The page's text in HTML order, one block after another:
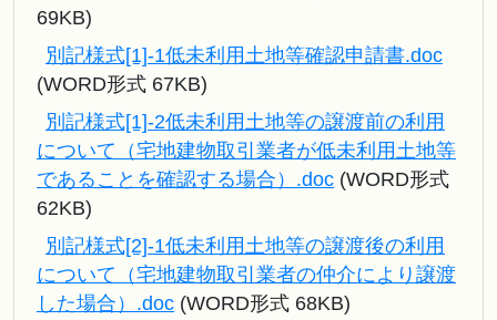
69KB)
別記様式[1]-1低未利用土地等確認申請書.doc
(WORD形式 67KB)
別記様式[1]-2低未利用土地等の譲渡前の利用
について（宅地建物取引業者が低未利用土地等
であることを確認する場合）.doc (WORD形式
62KB)
別記様式[2]-1低未利用土地等の譲渡後の利用
について（宅地建物取引業者の仲介により譲渡
した場合）.doc (WORD形式 68KB)